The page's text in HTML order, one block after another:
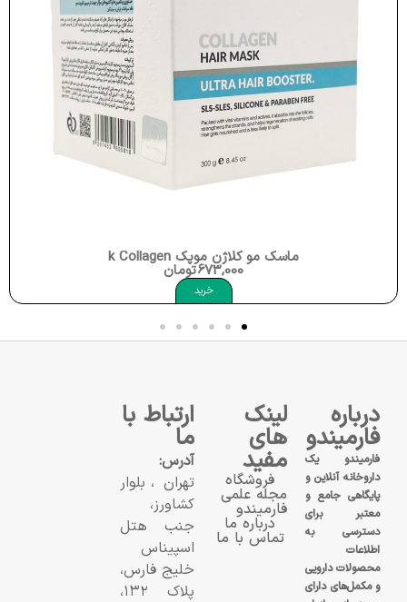
ماسک مو کلاژن موپک Moppek Hair Mask Collagen
673,000تومان
خرید
درباره
فارمیندو
فارمیندو یک
داروخانه آنلاین و
پایگاهی جامع و
معتبر برای
دسترسی به
اطلاعات
محصولات دارویی
و مکمل‌های دارای
لینک
های
مفید
فروشگاه
مجله علمی
فارمیندو
درباره ما
تماس با ما
ارتباط با
ما
آدرس:
تهران، بلوار
کشاورز،
جنب هتل
اسپیناس
خلیج فارس،
پلاک ۱۳۲،